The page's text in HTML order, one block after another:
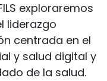
exploraremos
liderazgo
centrada en el
y salud digital y
de la salud.